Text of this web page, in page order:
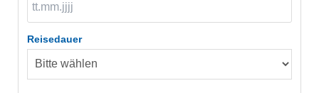
Reisedauer